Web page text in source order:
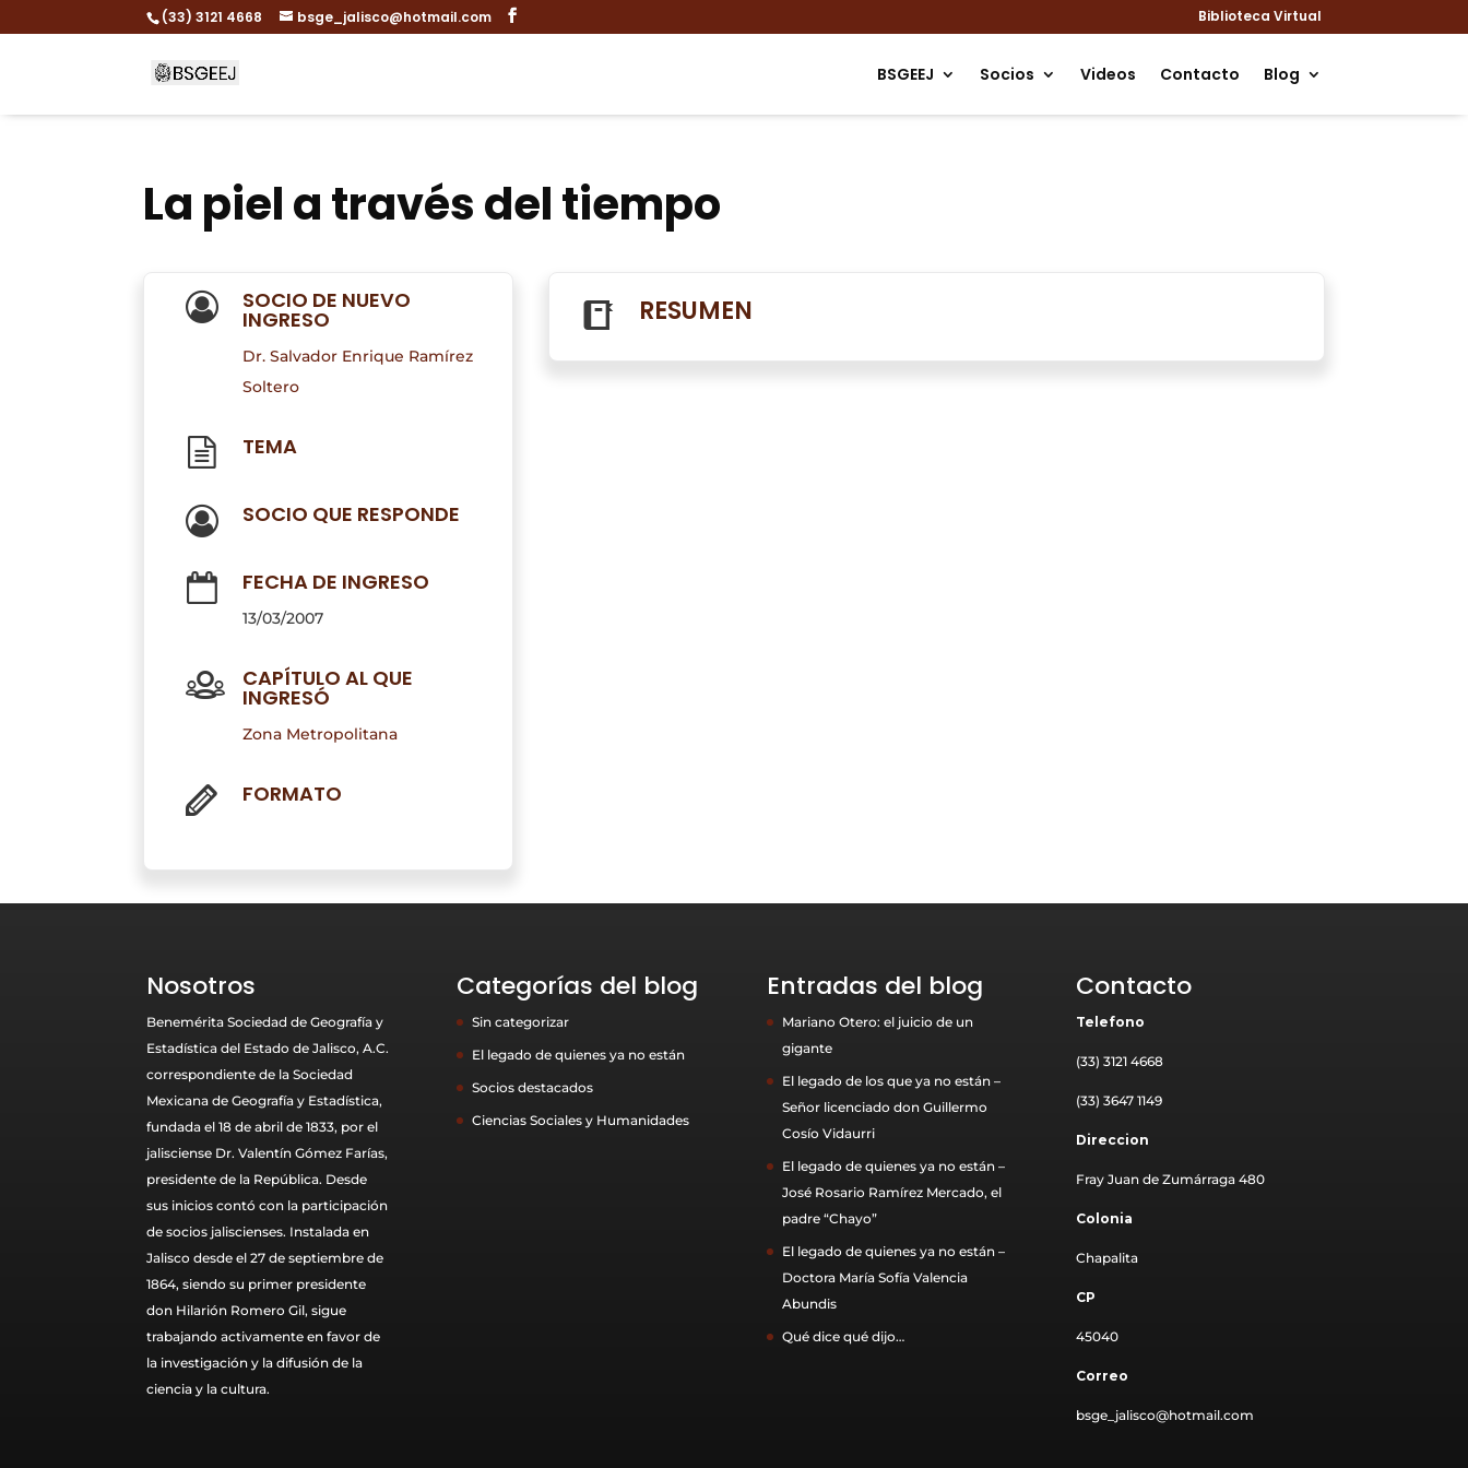
(33) 3121 4668 bsge_jalisco@hotmail.com Biblioteca Virtual
BSGEEJ Socios Videos Contacto Blog
La piel a través del tiempo
SOCIO DE NUEVO
INGRESO
Dr. Salvador Enrique Ramírez
Soltero
TEMA
SOCIO QUE RESPONDE
FECHA DE INGRESO
13/03/2007
CAPÍTULO AL QUE
INGRESÓ
Zona Metropolitana
FORMATO
RESUMEN
Nosotros
Benemérita Sociedad de Geografía y
Estadística del Estado de Jalisco, A.C.
correspondiente de la Sociedad
Mexicana de Geografía y Estadística,
fundada el 18 de abril de 1833, por el
jalisciense Dr. Valentín Gómez Farías,
presidente de la República. Desde
sus inicios contó con la participación
de socios jaliscienses. Instalada en
Jalisco desde el 27 de septiembre de
1864, siendo su primer presidente
don Hilarión Romero Gil, sigue
trabajando activamente en favor de
la investigación y la difusión de la
ciencia y la cultura.
Categorías del blog
Sin categorizar
El legado de quienes ya no están
Socios destacados
Ciencias Sociales y Humanidades
Entradas del blog
Mariano Otero: el juicio de un
gigante
El legado de los que ya no están –
Señor licenciado don Guillermo
Cosío Vidaurri
El legado de quienes ya no están –
José Rosario Ramírez Mercado, el
padre “Chayo”
El legado de quienes ya no están –
Doctora María Sofía Valencia
Abundis
Qué dice qué dijo…
Contacto
Telefono
(33) 3121 4668
(33) 3647 1149
Direccion
Fray Juan de Zumárraga 480
Colonia
Chapalita
CP
45040
Correo
bsge_jalisco@hotmail.com